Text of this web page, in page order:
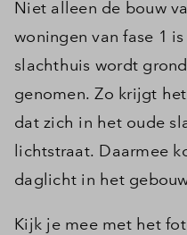
Niet alleen de bouw
woningen van fase 1
slachthuis wordt
genomen. Zo krijgt
dat zich in het oude
lichtstraat. Daarmee
daglicht in het
Kijk je mee met het